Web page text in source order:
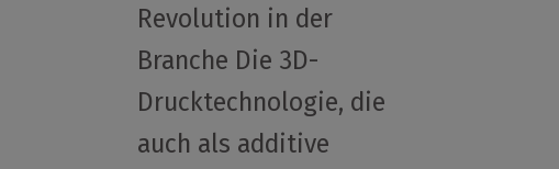
Revolution in der
Branche Die 3D-
Drucktechnologie, die
auch als additive